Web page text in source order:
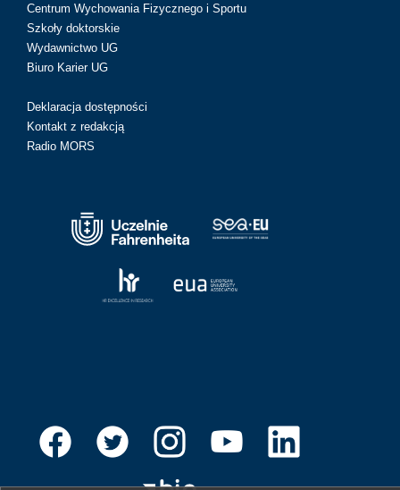
Centrum Wychowania Fizycznego i Sportu
Szkoły doktorskie
Wydawnictwo UG
Biuro Karier UG
Deklaracja dostępności
Kontakt z redakcją
Radio MORS